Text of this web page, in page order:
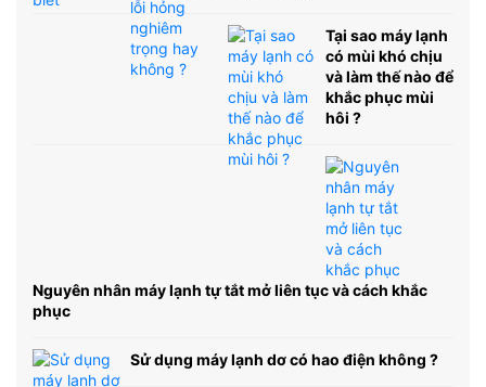
Tại sao máy lạnh
có mùi khó chịu
và làm thế nào để
khắc phục mùi
hôi ?
Nguyên nhân máy lạnh tự tắt mở liên tục và cách khắc
phục
Sử dụng máy lạnh dơ có hao điện không ?